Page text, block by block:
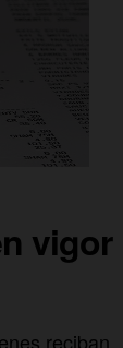
vigor
reciban